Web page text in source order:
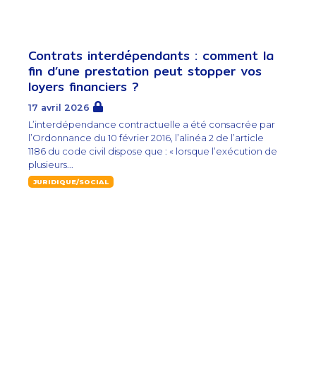
Contrats interdépendants : comment la
fin d’une prestation peut stopper vos
loyers financiers ?
17 avril 2026
L’interdépendance contractuelle a été consacrée par
l’Ordonnance du 10 février 2016, l’alinéa 2 de l’article
1186 du code civil dispose que : « lorsque l’exécution de
plusieurs...
JURIDIQUE/SOCIAL